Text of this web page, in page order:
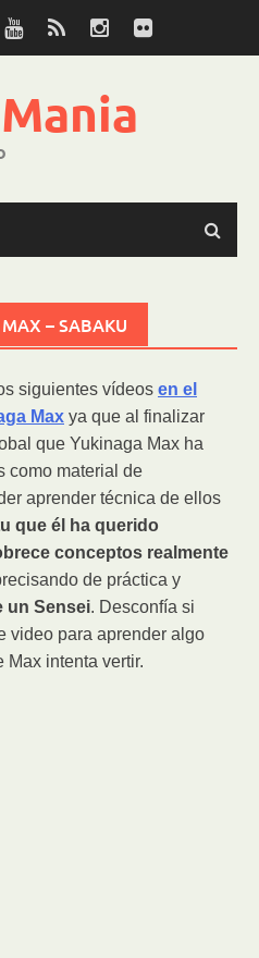
– SABAKU
siguientes vídeos en el
Max ya que al finalizar
que Yukinaga Max ha
como material de
aprender técnica de ellos
que él ha querido
conceptos realmente
de práctica y
un Sensei. Desconfía si
video para aprender algo
Max intenta vertir.